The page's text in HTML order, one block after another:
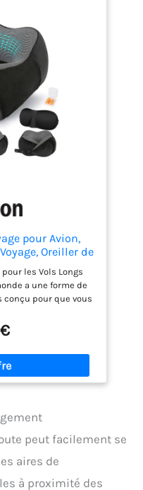
de produits
voyage avion】 : tous
à 100 ml, idéale
pour les voyages
le camping, la
activités de loisirs
de sport, etc. ✈
en voyage】. :
et de récipients de
de produits de
et à une variété de
et longs.
pour Avion,
Oreiller de
de Forme
Vol Réglable et
Ergonomique
les Vols Longs
a une forme de
conçu pour que vous
Cela permet à
de mieux soutenir
quelle que soit la
dormez, pour un
et Portable: Ce
de transport fourni
ou votre valise. Il
partout où vous
de Haute Qualité:
qui le rend doux et
peut facilement se
aires de
à proximité des